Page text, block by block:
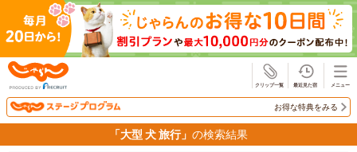
お得な特典をみる
「大型 犬 旅行」 の検索結果